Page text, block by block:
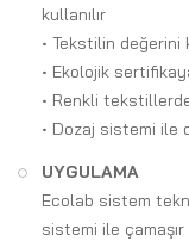
kullanılır
• Tekstilin değerini
• Ekolojik
• Renkli
• Dozaj sistemi ile
UYGULAMA
Ecolab sistem
sistemi ile